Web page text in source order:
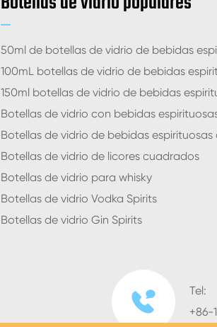
50ml de botellas de vidrio de bebidas
100mL botellas de vidrio de bebidas
150ml botellas de vidrio de bebidas
Botellas de vidrio con bebidas
Botellas de vidrio de bebidas
Botellas de vidrio de licores cuadrados
Botellas de vidrio para whisky
Botellas de vidrio Vodka Spirits
Botellas de vidrio Gin Spirits

Tel:
+86-